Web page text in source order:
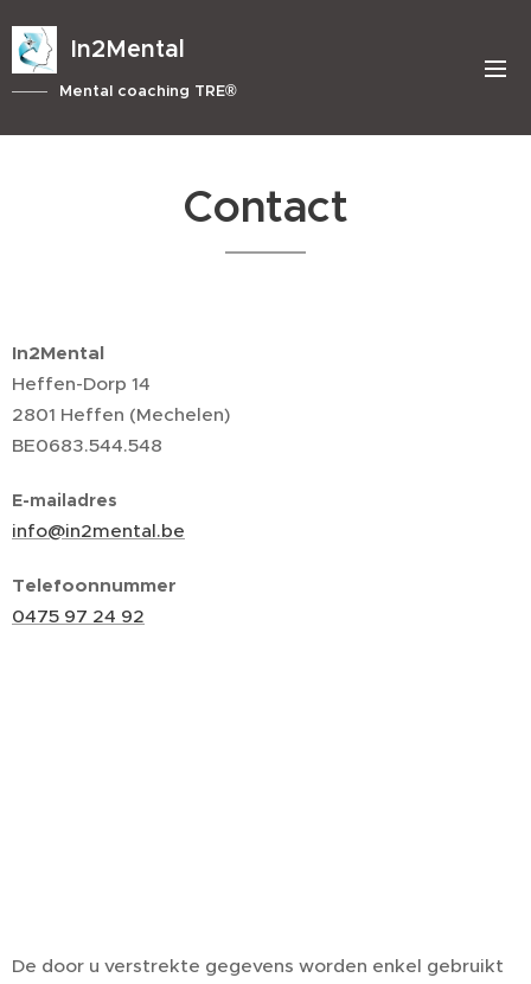
In2Mental
Mental coaching TRE®
Contact
In2Mental
Heffen-Dorp 14
2801 Heffen (Mechelen)
BE0683.544.548
E-mailadres
info@in2mental.be
Telefoonnummer
0475 97 24 92
De door u verstrekte gegevens worden enkel gebruikt